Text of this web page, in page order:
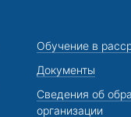
Обучение в
Документы
Сведения об
организации